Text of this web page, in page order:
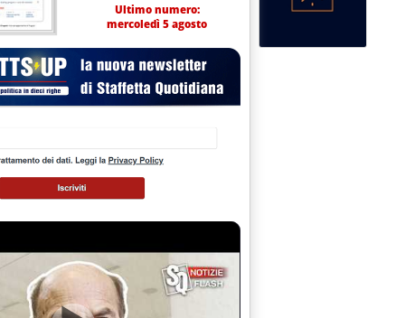
2003 alle 14.54.
Ultimo numero:
mercoledì 5 agosto